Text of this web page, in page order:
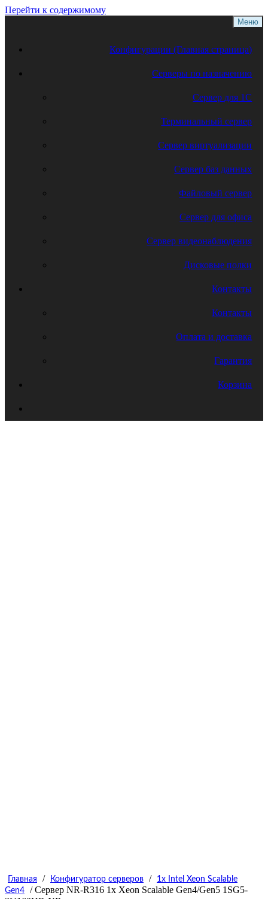
Перейти к содержимому
Меню
Конфигурации (Главная страница)
Серверы по назначению
Сервер для 1С
Терминальный сервер
Сервер виртуализации
Сервер баз данных
Файловый сервер
Сервер для офиса
Сервер видеонаблюдения
Дисковые полки
Контакты
Контакты
Оплата и доставка
Гарантия
Корзина
Главная / Конфигуратор серверов /
1x Intel Xeon Scalable
Gen4
/ Сервер NR-R316 1x Xeon Scalable Gen4/Gen5 1SG5-